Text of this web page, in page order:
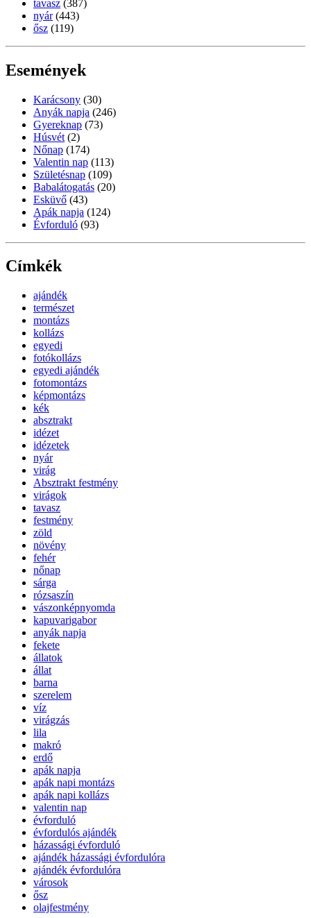
tavasz (387)
nyár (443)
ősz (119)
Események
Karácsony (30)
Anyák napja (246)
Gyereknap (73)
Húsvét (2)
Nőnap (174)
Valentin nap (113)
Születésnap (109)
Babalátogatás (20)
Esküvő (43)
Apák napja (124)
Évforduló (93)
Címkék
ajándék
természet
montázs
kollázs
egyedi
fotókollázs
egyedi ajándék
fotomontázs
képmontázs
kék
absztrakt
idézet
idézetek
nyár
virág
Absztrakt festmény
virágok
tavasz
festmény
zöld
növény
fehér
nőnap
sárga
rózsaszín
vászonképnyomda
kapuvarigabor
anyák napja
fekete
állatok
állat
barna
szerelem
víz
virágzás
lila
makró
erdő
apák napja
apák napi montázs
apák napi kollázs
valentin nap
évforduló
évfordulós ajándék
házassági évforduló
ajándék házassági évfordulóra
ajándék évfordulóra
városok
ősz
olajfestmény